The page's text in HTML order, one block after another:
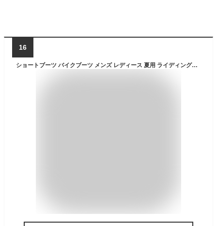
16
ショートブーツ バイクブーツ メンズ レディース 夏用 ライディングブーツ 春秋 通気 紐/ファスナー バイク用 ショート丈シューズ Short Boots レーシング ライディングシューズ バイク用靴 レッド ブラック 送料無料